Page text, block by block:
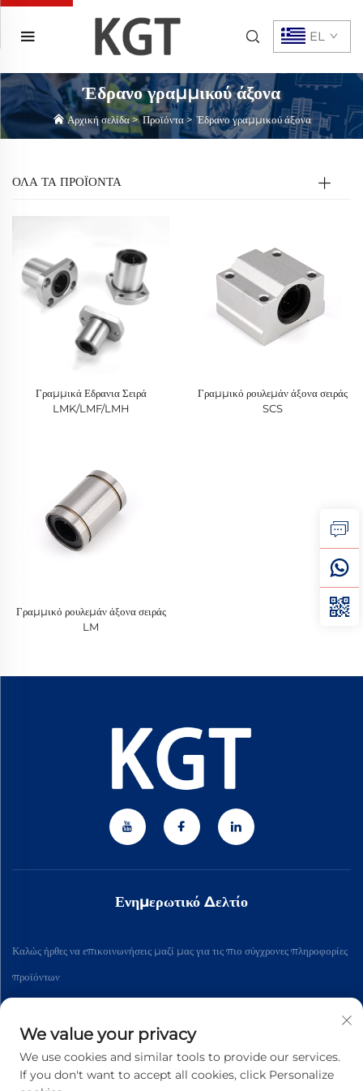
EL
Έδρανο γραμμικού άξονα
Αρχική σελίδα>Προϊόντα>Έδρανο γραμμικού άξονα
ΟΛΑ ΤΑ ΠΡΟΪΟΝΤΑ
Γραμμικά Εδρανια Σειρά
LMK/LMF/LMH
Γραμμικό ρουλεμάν άξονα σειράς
SCS
Γραμμικό ρουλεμάν άξονα σειράς
LM
Ενημερωτικό Δελτίο
Καλώς ήρθες να επικοινωνήσεις μαζί μας για τις πιο σύγχρονες πληροφορίες
προϊόντων
We value your privacy
We use cookies and similar tools to provide our services.
If you don't want to accept all cookies, click Personalize